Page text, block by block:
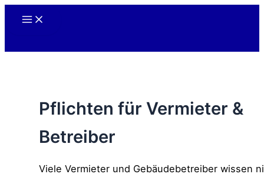
Pflichten für Vermieter &
Betreiber
Viele Vermieter und Gebäudebetreiber wissen